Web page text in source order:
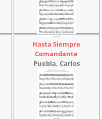
Hasta Siempre
Comandante
Puebla, Carlos